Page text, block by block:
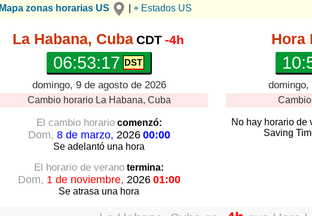
Mapa zonas horarias US + Estados US
La Habana, Cuba CDT -4h
06:53:18
domingo, 9 de agosto de 2026
Cambio horario La Habana, Cuba
El cambio horariocomenzó:
Dom, 8 de marzo, 2026 00:00
Se adelantó una hora
El horario de verano termina:
Dom, 1 de noviembre, 2026 01:00
Se atrasa una hora
Hora
domingo,
No hay horario de
Saving